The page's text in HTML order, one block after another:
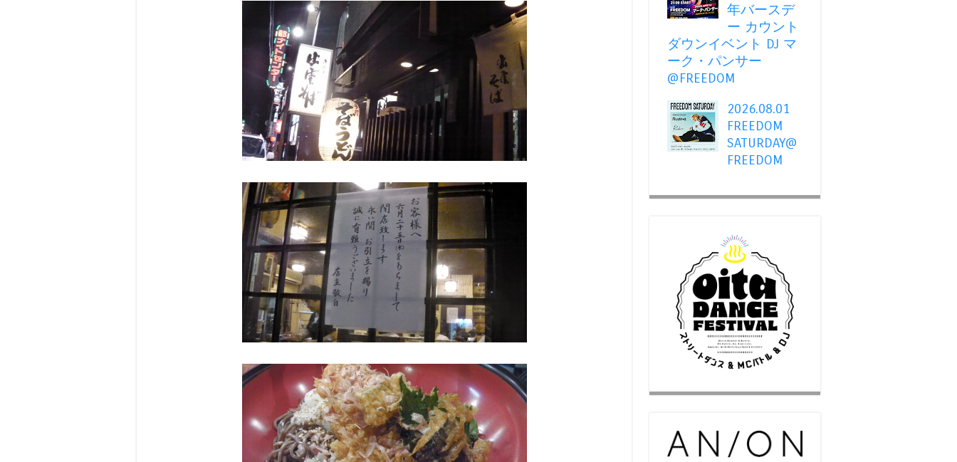
年バースデ
ー カウント
ダウンイベント DJ マ
ーク・パンサー
@FREEDOM
2026.08.01
FREEDOM
SATURDAY@
FREEDOM